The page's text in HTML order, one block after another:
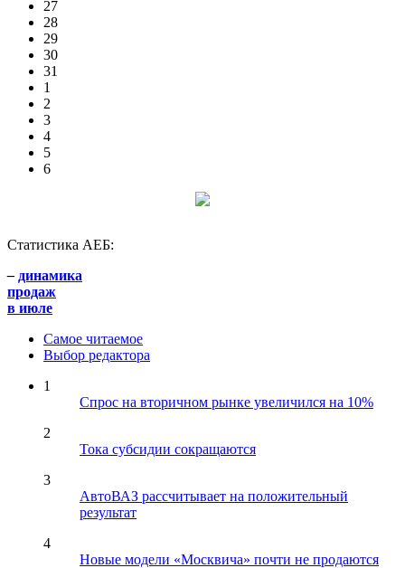
27
28
29
30
31
1
2
3
4
5
6
Статистика АЕБ:
– динамика
продаж
в июле
Самое читаемое
Выбор редактора
1
Спрос на вторичном рынке увеличился на 10%
2
Тока субсидии сокращаются
3
АвтоВАЗ рассчитывает на положительный
результат
4
Новые модели «Москвича» почти не продаются